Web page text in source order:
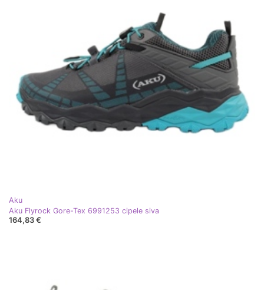
Aku
Aku Flyrock Gore-Tex 6991253 cipele siva
164,83 €